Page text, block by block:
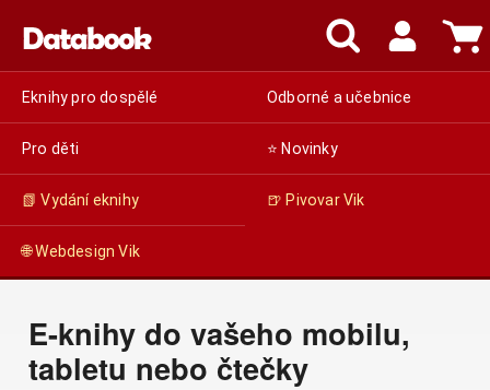
Eknihy pro dospělé Odborné a učebnice
Pro děti ⭐ Novinky
📗 Vydání eknihy 🍺 Pivovar Vik
🌐 Webdesign Vik
E-knihy do vašeho mobilu,
tabletu nebo čtečky